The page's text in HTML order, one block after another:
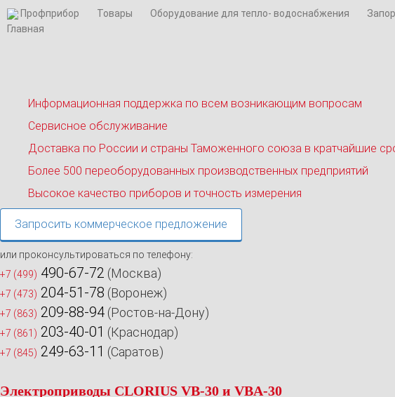
Профприбор Товары Оборудование для тепло- водоснабжения
Информационная поддержка по всем возникающим вопросам
Сервисное обслуживание
Доставка по России и страны Таможенного союза в кратчайшие
Более 500 переоборудованных производственных предприятий
Высокое качество приборов и точность измерения
Запросить коммерческое предложение
или проконсультироваться по телефону:
+7 (499) 490-67-72 (Москва)
+7 (473) 204-51-78 (Воронеж)
+7 (863) 209-88-94 (Ростов-на-Дону)
+7 (861) 203-40-01 (Краснодар)
+7 (845) 249-63-11 (Саратов)
Электроприводы CLORIUS VB-30 и VBA-30